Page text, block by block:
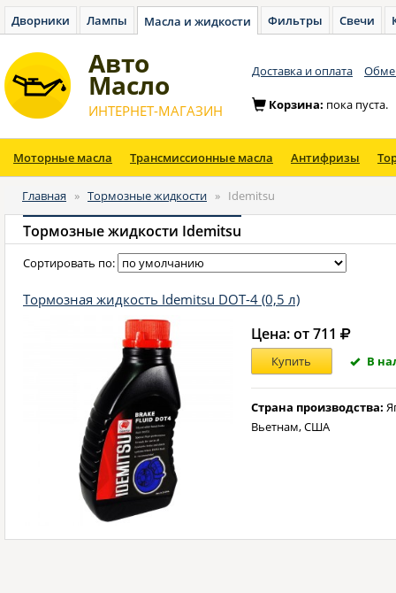
Дворники Лампы Масла и жидкости Фильтры Свечи
Авто
Масло
ИНТЕРНЕТ-МАГАЗИН
Доставка и оплата
Корзина: пока пуста.
Моторные масла Трансмиссионные масла Антифризы
Главная » Тормозные жидкости » Idemitsu
Тормозные жидкости Idemitsu
Сортировать по:
Тормозная жидкость Idemitsu DOT-4 (0,5 л)
Цена: от 711
Купить В
Страна производства:
Вьетнам, США